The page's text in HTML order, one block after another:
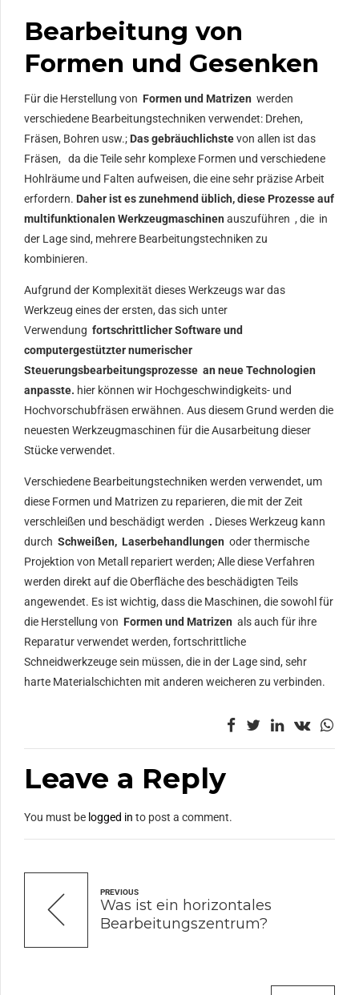
Bearbeitung von
Formen und Gesenken
Für die Herstellung von Formen und Matrizen werden
verschiedene Bearbeitungstechniken verwendet: Drehen,
Fräsen, Bohren usw.; Das gebräuchlichstevon allen ist das
Fräsen,
da die Teile sehr komplexe Formen und verschiedene
Hohlräume und Falten aufweisen, die eine sehr präzise Arbeit
erfordern. Daher ist es zunehmend üblich, diese Prozesse auf
multifunktionalen Werkzeugmaschinen auszuführen , die in
der Lage sind, mehrere Bearbeitungstechniken zu
kombinieren.
Aufgrund der Komplexität dieses Werkzeugs war das
Werkzeug eines der ersten, das sich unter
Verwendung fortschrittlicher Software und
computergestützter numerischer
Steuerungsbearbeitungsprozesse an neue Technologien
anpasste. hier können wir Hochgeschwindigkeits- und
Hochvorschubfräsen erwähnen. Aus diesem Grund werden die
neuesten Werkzeugmaschinen für die Ausarbeitung dieser
Stücke verwendet.
Verschiedene Bearbeitungstechniken werden verwendet, um
diese Formen und Matrizen zu reparieren, die mit der Zeit
verschleißen und beschädigt werden . Dieses Werkzeug kann
durch Schweißen, Laserbehandlungen oder thermische
Projektion von Metall repariert werden; Alle diese Verfahren
werden direkt auf die Oberfläche des beschädigten Teils
angewendet. Es ist wichtig, dass die Maschinen, die sowohl für
die Herstellung von Formen und Matrizen als auch für ihre
Reparatur verwendet werden, fortschrittliche
Schneidwerkzeuge sein müssen, die in der Lage sind, sehr
harte Materialschichten mit anderen weicheren zu verbinden.
Leave a Reply
You must be logged in to post a comment.
PREVIOUS
Was ist ein horizontales
Bearbeitungszentrum?